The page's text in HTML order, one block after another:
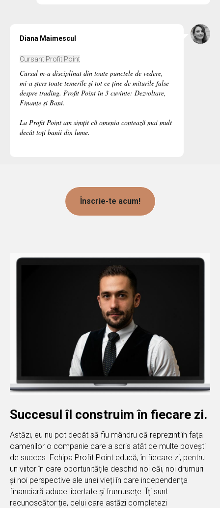
Diana Maimescul
Cursant Profit Point
Cursul m-a disciplinat din toate punctele de vedere,
mi-a șters toate temerile și tot ce ține de miturile false
despre trading. Profit Point în 3 cuvinte: Dezvoltare,
Finanțe și Bani.
La Profit Point am simțit că omenia contează mai mult
decât toți banii din lume.
Înscrie-te acum!
Succesul îl construim în fiecare zi.
Astăzi, eu nu pot decât să fiu mândru că reprezint în fața
oamenilor o companie care a scris atât de multe povești
de succes. Echipa Profit Point educă, în fiecare zi, pentru
un viitor în care oportunitățile deschid noi căi, noi drumuri
și noi perspective ale unei vieți în care independența
financiară aduce libertate și frumusețe. Îți sunt
recunoscător ție, celui care astăzi completezi